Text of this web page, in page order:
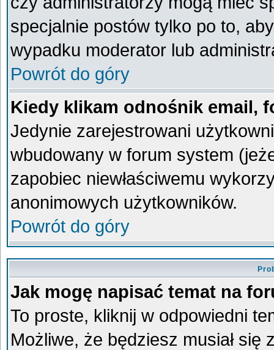
specjalnie postów tylko po to,
wypadku moderator lub
Powrót do góry
Kiedy klikam odnośnik email,
Jedynie zarejestrowani
wbudowany w forum system
zapobiec niewłaściwemu
anonimowych użytkowników.
Powrót do góry
Jak mogę napisać temat na
To proste, kliknij w odpowiedni
Możliwe, że będziesz musiał się